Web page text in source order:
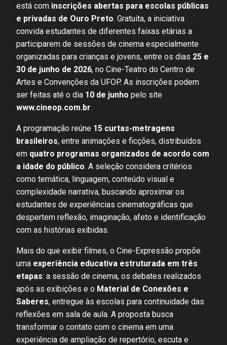
está com inscrições abertas para escolas públicas
e privadas de Ouro Preto. Gratuita, a iniciativa
convida estudantes de diferentes faixas etárias a
participarem de sessões de cinema especialmente
organizadas para crianças e jovens, entre os dias 25 e
30 de junho de 2026, no Cine-Teatro do Centro de
Artes e Convenções da UFOP. As inscrições podem
ser feitas até o dia 10 de junho pelo site
www.cineop.com.br.
A programação reúne 15 curtas-metragens
brasileiros, entre animações e ficções, distribuídos
em quatro programas organizados de acordo com
a idade do público. A seleção considera critérios
como temática, linguagem, conteúdo visual e
complexidade narrativa, buscando aproximar os
estudantes de experiências cinematográficas que
despertem reflexão, imaginação, afeto e identificação
com as histórias exibidas.
Mais do que exibir filmes, o Cine-Expressão propõe
uma experiência educativa estruturada em três
etapas: a sessão de cinema, os debates realizados
após as exibições e o Material de Conexões e
Saberes, entregue às escolas para continuidade das
reflexões em sala de aula. A proposta busca
transformar o contato com o cinema em uma
experiência de ampliação de repertório, escuta e